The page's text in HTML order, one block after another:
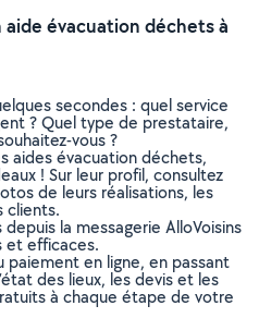
évacuation déchets à
secondes : quel service
? Quel type de prestataire,
vous ?
aides évacuation déchets,
! Sur leur profil, consultez
de leurs réalisations, les
clients.
la messagerie AlloVoisins
et efficaces.
en ligne, en passant
des lieux, les devis et les
à chaque étape de votre